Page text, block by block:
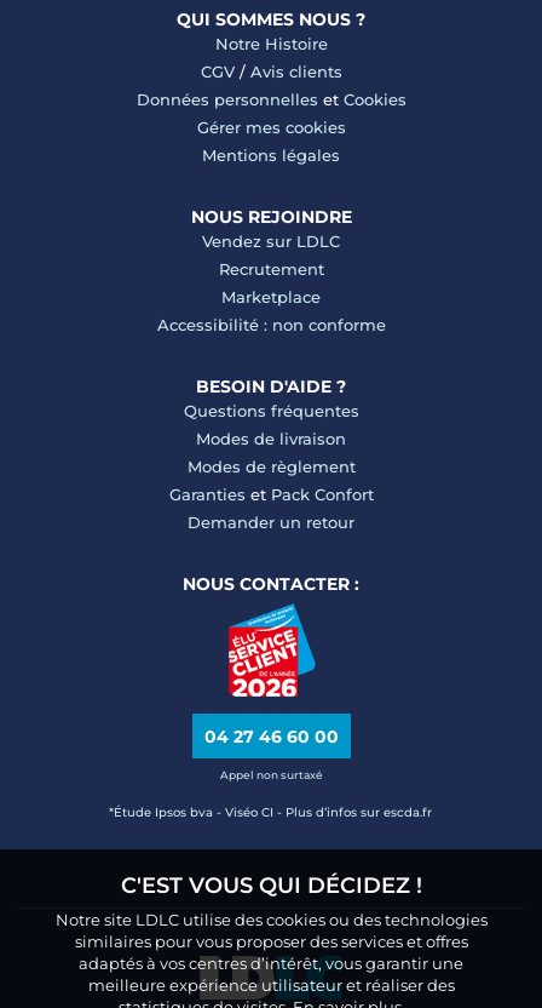
QUI SOMMES NOUS ?
Notre Histoire
CGV/ Avis clients
Données personnelles et Cookies
Gérer mes cookies
Mentions légales
NOUS REJOINDRE
Vendez sur LDLC
Recrutement
Marketplace
Accessibilité : non conforme
BESOIN D'AIDE ?
Questions fréquentes
Modes de livraison
Modes de règlement
Garanties et Pack Confort
Demander un retour
NOUS CONTACTER :
04 27 46 60 00
Appel non surtaxé
*Étude Ipsos bva - Viséo CI - Plus d’infos sur escda.fr
C'EST VOUS QUI DÉCIDEZ !
Notre site LDLC utilise des cookies ou des technologies
similaires pour vous proposer des services et offres
adaptés à vos centres d’intérêt, vous garantir une
meilleure expérience utilisateur et réaliser des